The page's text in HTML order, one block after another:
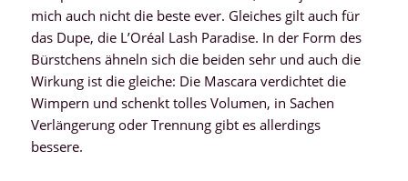
mich auch nicht die beste ever. Gleiches gilt auch für
das Dupe, die L’Oréal Lash Paradise. In der Form des
Bürstchens ähneln sich die beiden sehr und auch die
Wirkung ist die gleiche: Die Mascara verdichtet die
Wimpern und schenkt tolles Volumen, in Sachen
Verlängerung oder Trennung gibt es allerdings
bessere.